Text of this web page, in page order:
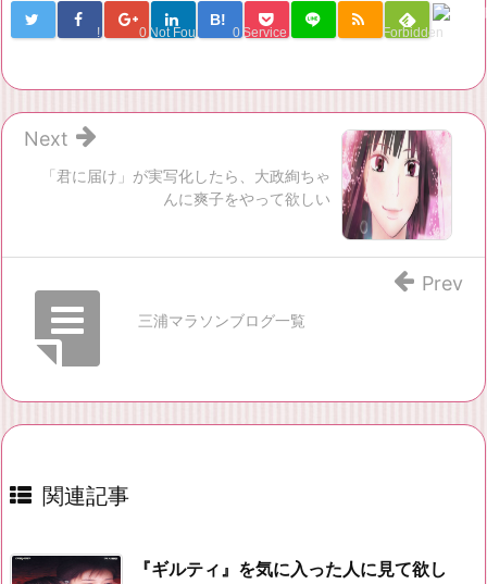
! 0 Not Found
B!
0 Service Una Forbidden
「君に届け」が実写化したら、大政絢ちゃ
んに爽子をやって欲しい
Next
三浦マラソンブログ一覧
Prev
関連記事
『ギルティ』を気に入った人に見て欲し